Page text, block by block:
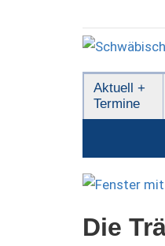
Aktuell +
Termine
Die